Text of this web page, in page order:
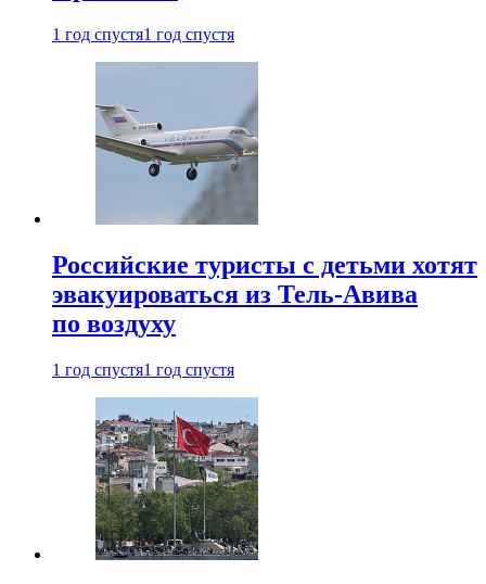
1 год спустя1 год спустя
Российские туристы с детьми хотят
эвакуироваться из Тель-Авива
по воздуху
1 год спустя1 год спустя